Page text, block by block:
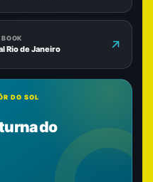
Rio de Janeiro
DO SOL
do